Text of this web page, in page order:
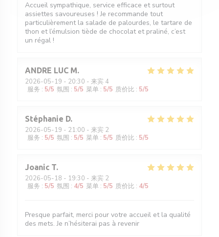
Accueil sympathique, service efficace et surtout
assiettes savoureuses ! Je recommande tout
particulièrement la salade de palourdes, le tartare de
thon et l’émulsion tiède de chocolat et praliné, c’est
un régal !
ANDRE LUC M
2026-05-19 - 20:30 - 来宾 4
服务 : 5/5 氛围 : 5/5 菜单 : 5/5 质价比 : 5/5
Stéphanie D
2026-05-19 - 21:00 - 来宾 2
服务 : 5/5 氛围 : 5/5 菜单 : 5/5 质价比 : 5/5
Joanic T
2026-05-18 - 19:30 - 来宾 2
服务 : 5/5 氛围 : 4/5 菜单 : 5/5 质价比 : 4/5
Presque parfait, merci pour votre accueil et la qualité
des mets. Je n’hésiterai pas à revenir